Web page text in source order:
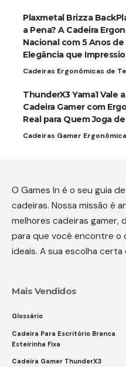
Plaxmetal Brizza
a Pena? A Cadeira
Nacional com 5 Anos de
Elegância que
Cadeiras Ergonômicas de
ThunderX3 Yama1 Vale
Cadeira Gamer com
Real para Quem Joga
Cadeiras Gamer
O Games In é o seu guia
cadeiras. Nossa missão é
melhores cadeiras gamer,
para que você encontre o
ideais. A sua escolha certa
Mais Vendidos
Glossário
Cadeira Para Escritório Branca
Esteirinha Fixa
Cadeira Gamer ThunderX3